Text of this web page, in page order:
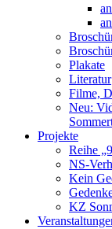
Plakate
Literatur
Filme,
Neu:
Projekte
Reihe
NS-
Kein
KZ